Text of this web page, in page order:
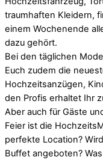
traumhaften Kleidern,
einem Wochenende
dazu gehört.
Bei den täglichen
Euch zudem die
Hochzeitsanzügen,
den Profis erhaltet Ihr
Aber auch für Gäste
Feier ist die
perfekte Location?
Buffet angeboten?